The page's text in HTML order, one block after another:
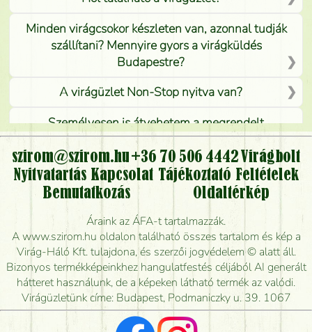
Minden virágcsokor készleten van, azonnal tudják
szállítani? Mennyire gyors a virágküldés
Budapestre?
A virágüzlet Non-Stop nyitva van?
Személyesen is átvehetem a megrendelt
virágcsokrot, vagy csak virágküldéssel, kiszállítással
kérhető?
Vidékre is lehet rendelni?
Meddig rendelhetek virágküldést úgy, hogy még ma
kiszállítsák?
Mennyire gyorsan tudják elkészíteni a csokrot, és
mikor tudják leghamarabb kiszállítani?
Vörös rózsát keresek, van önöknél?
szirom@szirom.hu +36 70 506 4442Virágbolt
Nyitvatartás Kapcsolat Tájékoztató Feltételek
Bemutatkozás
Oldaltérkép
Áraink az ÁFA-t tartalmazzák.
A www.szirom.hu oldalon található összes tartalom és kép a
Virág-Háló Kft. tulajdona, és szerzői jogvédelem © alatt áll.
Bizonyos termékképeinkhez hangulatfestés céljából AI generált
hátteret használunk, de a képeken látható termék az valódi.
Virágüzletünk címe: Budapest, Podmaniczky u. 39. 1067